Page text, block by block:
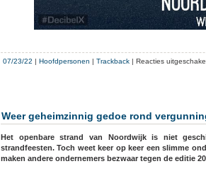
07/23/22 | Hoofdpersonen | Trackback | Reacties
Weer geheimzinnig gedoe rond
Het openbare strand van Noordwijk is niet
strandfeesten. Toch weet keer op keer een slimme
maken andere ondernemers bezwaar tegen de editie